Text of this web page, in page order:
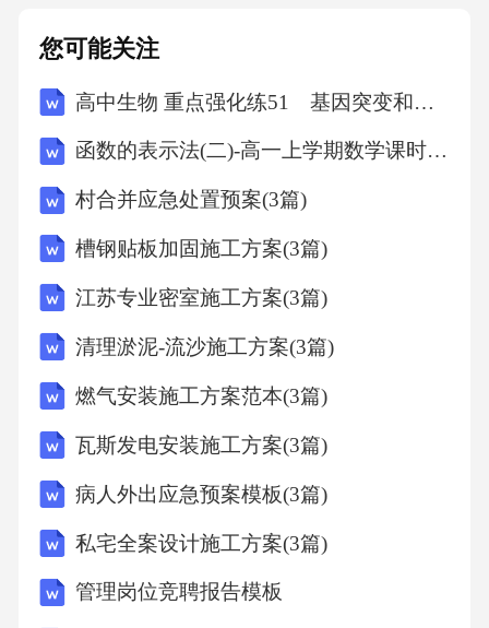
您可能关注
高中生物 重点强化练51 基因突变和基因重组
函数的表示法(二)-高一上学期数学课时作业人教版A版（含解析）
村合并应急处置预案(3篇)
槽钢贴板加固施工方案(3篇)
江苏专业密室施工方案(3篇)
清理淤泥-流沙施工方案(3篇)
燃气安装施工方案范本(3篇)
瓦斯发电安装施工方案(3篇)
病人外出应急预案模板(3篇)
私宅全案设计施工方案(3篇)
管理岗位竞聘报告模板